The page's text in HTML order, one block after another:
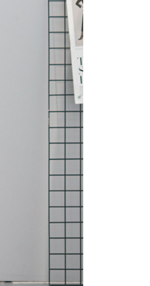
人之同意方可使用
失，本公司不負相關責
之用戶狀況，依本公司
情形，本公司將視審查
若發現惡意使用之情
用額度並採取法律行